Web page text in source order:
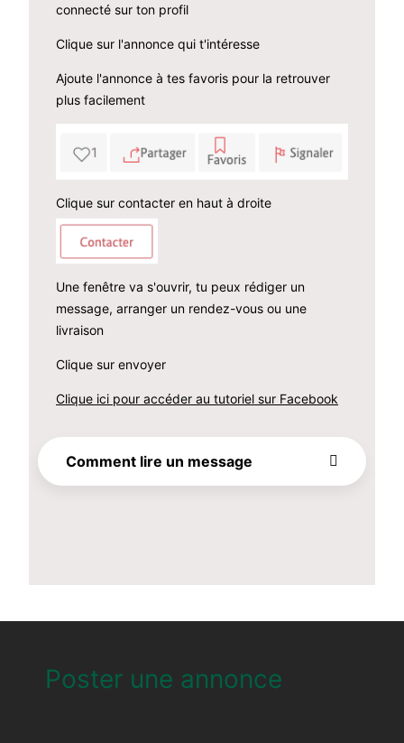
connecté sur ton profil
Clique sur l'annonce qui t'intéresse
Ajoute l'annonce à tes favoris pour la retrouver
plus facilement
Clique sur contacter en haut à droite
Une fenêtre va s'ouvrir, tu peux rédiger un
message, arranger un rendez-vous ou une
livraison
Clique sur envoyer
Clique ici pour accéder au tutoriel sur Facebook
Comment lire un message
Poster une annonce